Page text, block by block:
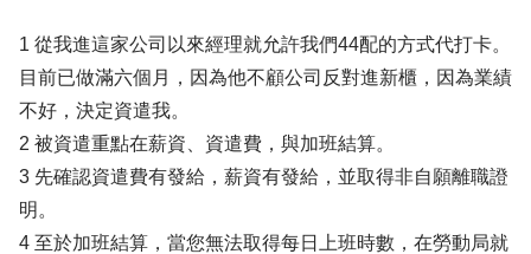
1 從我進這家公司以來經理就允許我們44配的方式代打卡。
目前已做滿六個月，因為他不顧公司反對進新櫃，因為業績
不好，決定資遣我。
2 被資遣重點在薪資、資遣費，與加班結算。
3 先確認資遣費有發給，薪資有發給，並取得非自願離職證
明。
4 至於加班結算，當您無法取得每日上班時數，在勞動局就